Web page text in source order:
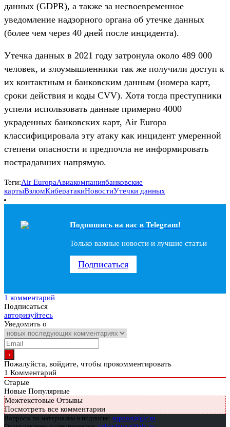
данных (GDPR), а также за несвоевременное
уведомление надзорного органа об утечке данных
(более чем через 40 дней после инцидента).
Утечка данных в 2021 году затронула около 489 000
человек, и злоумышленники так же получили доступ к
их контактным и банковским данным (номера карт,
сроки действия и коды CVV). Хотя тогда преступники
успели использовать данные примерно 4000
украденных банковских карт, Air Europa
классифицировала эту атаку как инцидент умеренной
степени опасности и предпочла не информировать
пострадавших напрямую.
Теги:Air EuropaАвиакомпаниябанковские
картыВзломКибератакиНовостиУтечки данных
Подпишись на наc в Telegram!
Только важные новости и лучшие статьи
Подписаться
1 комментарий
Подписаться
авторизуйтесь
Уведомить о
Пожалуйста, войдите, чтобы прокомментировать
1 Комментарий
Старые
Новые Популярные
Межтекстовые Отзывы
Посмотреть все комментарии
Вопросы по материалам и подписке: support@glc.ru